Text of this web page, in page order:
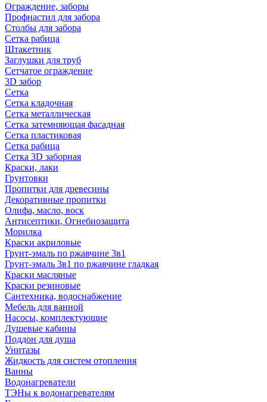
Ограждение, заборы
Профнастил для забора
Столбы для забора
Сетка рабица
Штакетник
Заглушки для труб
Сетчатое ограждение
3D забор
Сетка
Сетка кладочная
Сетка металлическая
Сетка затемняющая фасадная
Сетка пластиковая
Сетка рабица
Сетка 3D заборная
Краски, лаки
Грунтовки
Пропитки для древесины
Декоративные пропитки
Олифа, масло, воск
Антисептики, Огнебиозащита
Морилка
Краски акриловые
Грунт-эмаль по ржавчине 3в1
Грунт-эмаль 3в1 по ржавчине гладкая
Краски масляные
Краски резиновые
Сантехника, водоснабжение
Мебель для ванной
Насосы, комплектующие
Душевые кабины
Поддон для душа
Унитазы
Жидкость для систем отопления
Ванны
Водонагреватели
ТЭНы к водонагревателям